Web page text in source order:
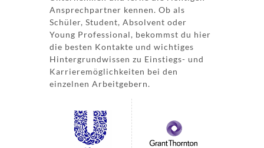
Ansprechpartner kennen. Ob als
Schüler, Student, Absolvent oder
Young Professional, bekommst du hier
die besten Kontakte und wichtiges
Hintergrundwissen zu Einstiegs- und
Karrieremöglichkeiten bei den
einzelnen Arbeitgebern.